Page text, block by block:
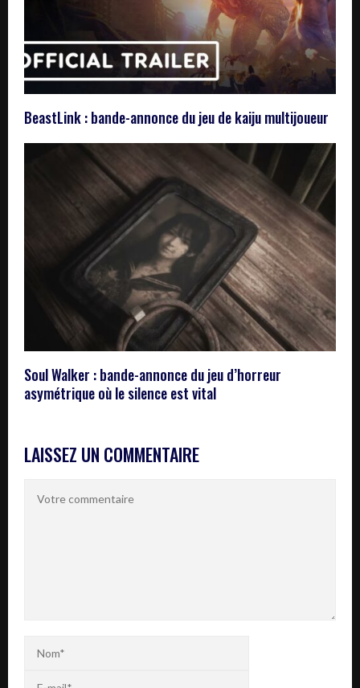
BeastLink : bande-annonce du jeu de kaiju multijoueur
Soul Walker : bande-annonce du jeu d’horreur
asymétrique où le silence est vital
LAISSEZ UN COMMENTAIRE